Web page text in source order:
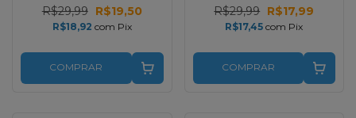
R$29,99 R$19,50
R$18,92 com Pix
COMPRAR
R$29,99 R$17,99
R$17,45com Pix
COMPRAR